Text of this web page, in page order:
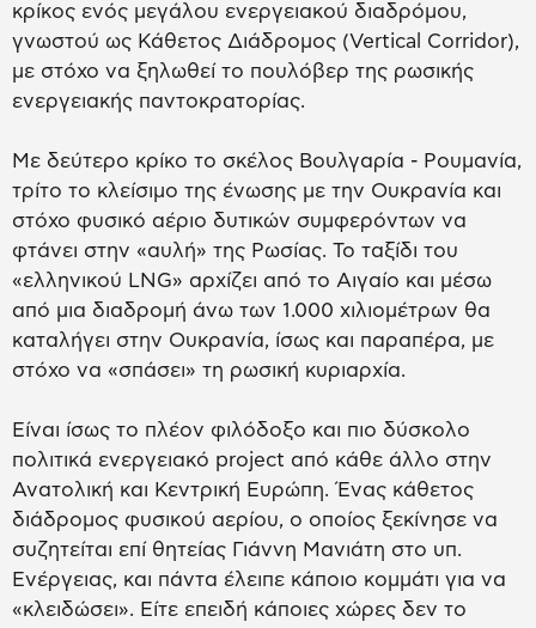
κρίκος ενός μεγάλου ενεργειακού διαδρόμου,
γνωστού ως Κάθετος Διάδρομος (Vertical Corridor),
με στόχο να ξηλωθεί το πουλόβερ της ρωσικής
ενεργειακής παντοκρατορίας.
Με δεύτερο κρίκο το σκέλος Βουλγαρία - Ρουμανία,
τρίτο το κλείσιμο της ένωσης με την Ουκρανία και
στόχο φυσικό αέριο δυτικών συμφερόντων να
φτάνει στην «αυλή» της Ρωσίας. Το ταξίδι του
«ελληνικού LNG» αρχίζει από το Αιγαίο και μέσω
από μια διαδρομή άνω των 1.000 χιλιομέτρων θα
καταλήγει στην Ουκρανία, ίσως και παραπέρα, με
στόχο να «σπάσει» τη ρωσική κυριαρχία.
Είναι ίσως το πλέον φιλόδοξο και πιο δύσκολο
πολιτικά ενεργειακό project από κάθε άλλο στην
Ανατολική και Κεντρική Ευρώπη. Ένας κάθετος
διάδρομος φυσικού αερίου, ο οποίος ξεκίνησε να
συζητείται επί θητείας Γιάννη Μανιάτη στο υπ.
Ενέργειας, και πάντα έλειπε κάποιο κομμάτι για να
«κλειδώσει». Είτε επειδή κάποιες χώρες δεν το